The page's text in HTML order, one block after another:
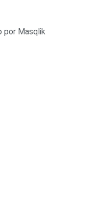
por Masqlik